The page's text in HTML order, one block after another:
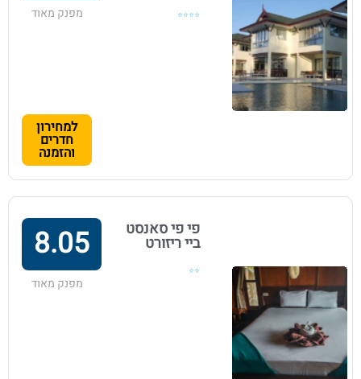
⭐⭐⭐⭐ מפנק מאוד
למחירון
חדרים
והזמנה
פי פי סאנסט
ביי ריזורט
⭐⭐
8.05
מפנק מאוד